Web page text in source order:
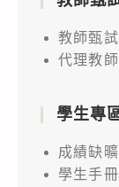
教師甄試
代理教
學生專
成績缺曠
學生手冊